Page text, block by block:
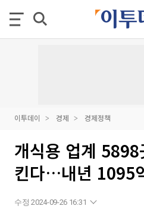
이투데이 경제 경제정책
개식용 업계 5898
킨다…내년 1095
수정 2024-09-26 16:31